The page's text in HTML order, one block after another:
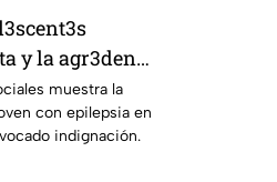
y la agr3den a
muestra la
con epilepsia en
indignación.